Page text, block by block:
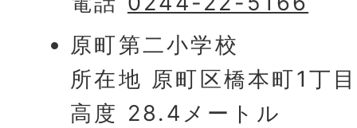
原町第二小学校
所在地 原町区橋本町1丁
高度 28.4メートル